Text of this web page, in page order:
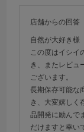
きちんと食べて新
店舗からの回答
自然が大好き様
この度はイシイ
き、またレビュ
ございます。
長期保存可能な
き、大変嬉しく
品開発に励んで
だけますと幸い